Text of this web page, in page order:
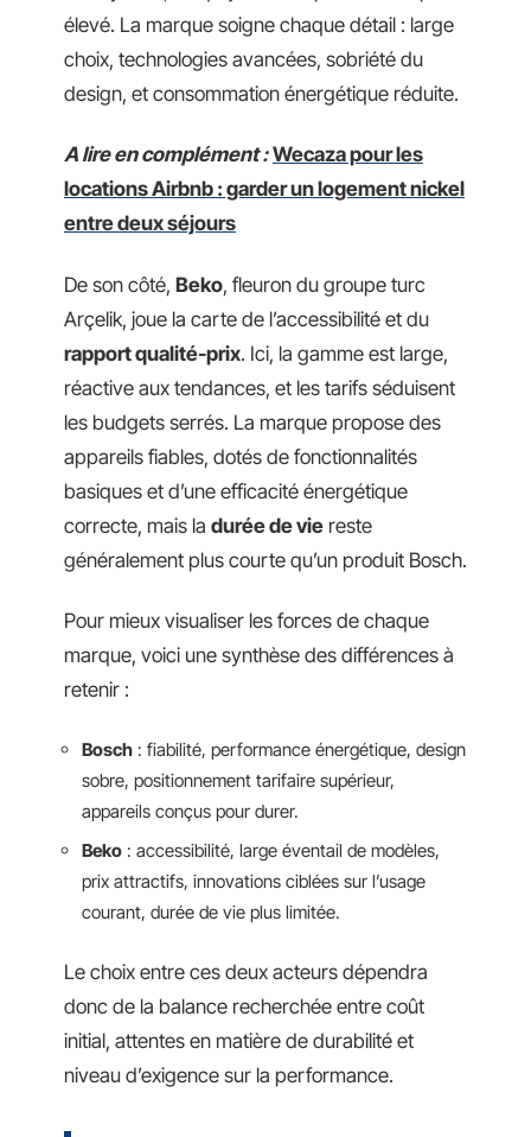
élevé. La marque soigne chaque détail : large
choix, technologies avancées, sobriété du
design, et consommation énergétique réduite.
A lire en complément : Wecaza pour les
locations Airbnb : garder un logement nickel
entre deux séjours
De son côté, Beko, fleuron du groupe turc
Arçelik, joue la carte de l’accessibilité et du
rapport qualité-prix. Ici, la gamme est large,
réactive aux tendances, et les tarifs séduisent
les budgets serrés. La marque propose des
appareils fiables, dotés de fonctionnalités
basiques et d’une efficacité énergétique
correcte, mais la durée de vie reste
généralement plus courte qu’un produit Bosch.
Pour mieux visualiser les forces de chaque
marque, voici une synthèse des différences à
retenir :
Bosch : fiabilité, performance énergétique, design
sobre, positionnement tarifaire supérieur,
appareils conçus pour durer.
Beko : accessibilité, large éventail de modèles,
prix attractifs, innovations ciblées sur l’usage
courant, durée de vie plus limitée.
Le choix entre ces deux acteurs dépendra
donc de la balance recherchée entre coût
initial, attentes en matière de durabilité et
niveau d’exigence sur la performance.